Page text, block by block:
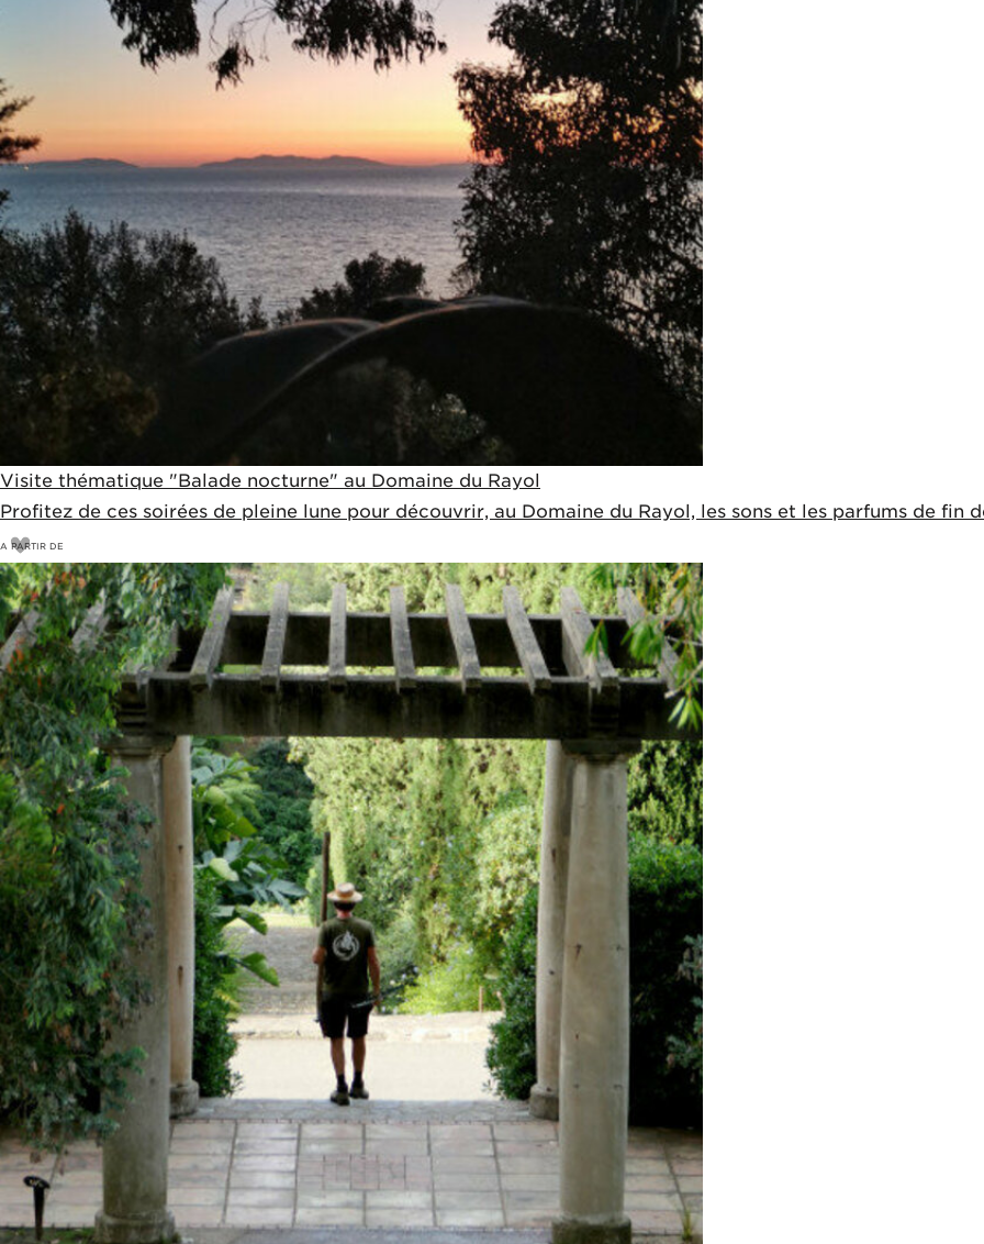
Visite thématique "Balade nocturne" au Domaine du Rayol
Profitez de ces soirées de pleine lune pour découvrir, au Domaine du Rayol, les sons et les parfums de fin
A PARTIR DE
11€